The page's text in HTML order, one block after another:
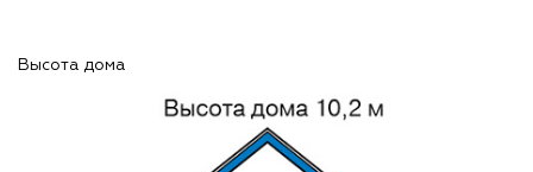
Высота дома